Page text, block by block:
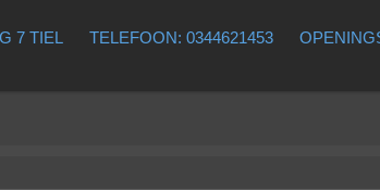
7 TIEL TELEFOON: 0344621453